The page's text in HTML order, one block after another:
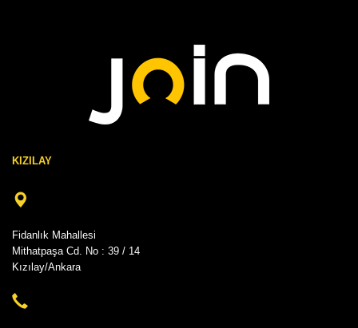
KIZILAY
Fidanlık Mahallesi
Mithatpaşa Cd. No : 39 / 14
Kızılay/Ankara